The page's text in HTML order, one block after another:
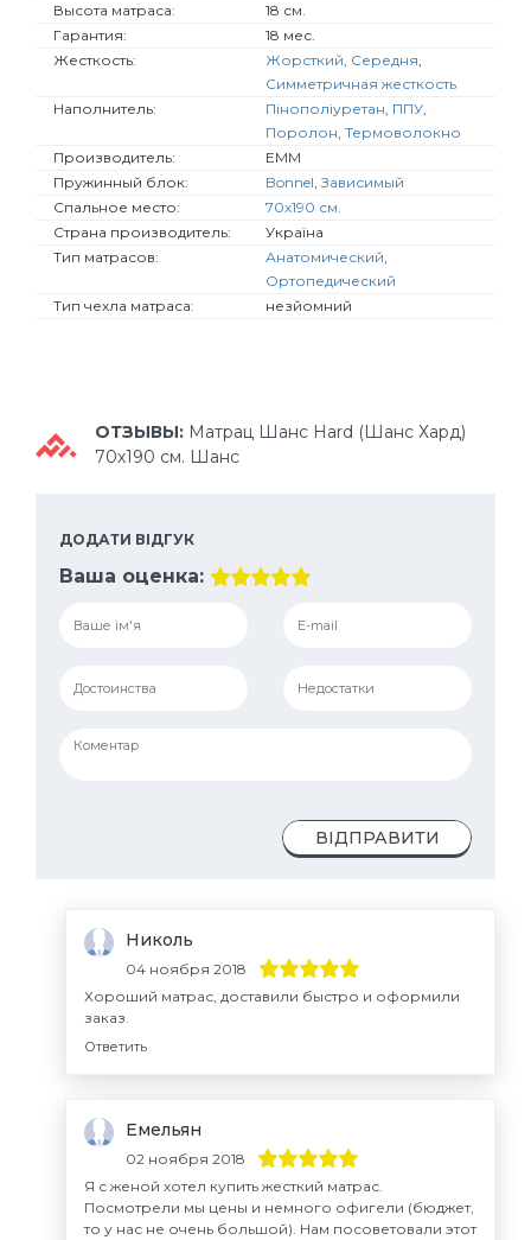
Высота матраса:
18 см.
Гарантия:
18 мес.
Жесткость:
Жорсткий, Середня,
Симметричная жесткость
Наполнитель:
Пінополіуретан, ППУ,
Поролон, Термоволокно
Производитель:
ЕММ
Пружинный блок:
Bonnel,Зависимый
Спальное место:
70х190 см.
Страна производитель:
Україна
Тип матрасов:
Анатомический,
Ортопедический
Тип чехла матраса:
незйомний
ОТЗЫВЫ: Матрац Шанс Hard (Шанс Хард)
70х190 см. Шанс
ДОДАТИ ВІДГУК
Ваша оценка:
ВІДПРАВИТИ
Николь
04 ноября 2018
Хороший матрас, доставили быстро и оформили
заказ.
Ответить
Емельян
02 ноября 2018
Я с женой хотел купить жесткий матрас.
Посмотрели мы цены и немного офигели (бюджет,
то у нас не очень большой). Нам посоветовали этот